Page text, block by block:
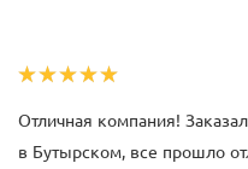
Отличная компания!
в Бутырском, все прошло